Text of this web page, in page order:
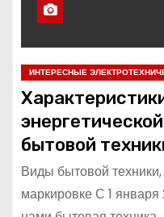
ИНТЕРЕСНЫЕ
бытовой
Виды бытовой
маркировке С 1 января